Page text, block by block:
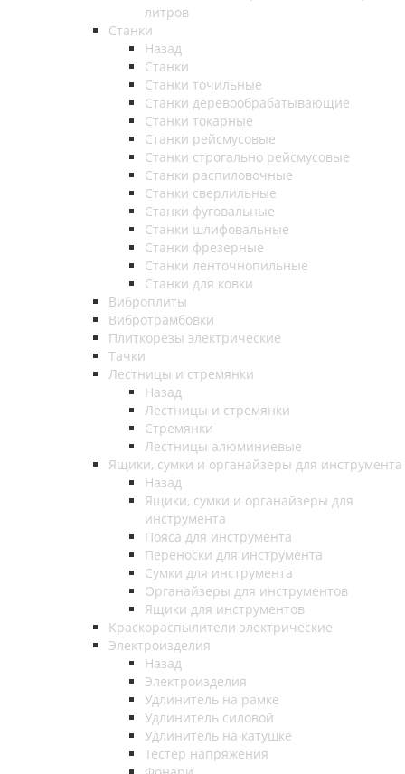
литров
Станки
Назад
Станки
Станки точильные
Станки деревообрабатывающие
Станки токарные
Станки рейсмусовые
Станки строгально рейсмусовые
Станки распиловочные
Станки сверлильные
Станки фуговальные
Станки шлифовальные
Станки фрезерные
Станки ленточнопильные
Станки для ковки
Виброплиты
Вибротрамбовки
Плиткорезы электрические
Тачки
Лестницы и стремянки
Назад
Лестницы и стремянки
Стремянки
Лестницы алюминиевые
Ящики, сумки и органайзеры для инструмента
Назад
Ящики, сумки и органайзеры для
инструмента
Пояса для инструмента
Переноски для инструмента
Сумки для инструмента
Органайзеры для инструментов
Ящики для инструментов
Краскораспылители электрические
Электроизделия
Назад
Электроизделия
Удлинитель на рамке
Удлинитель силовой
Удлинитель на катушке
Тестер напряжения